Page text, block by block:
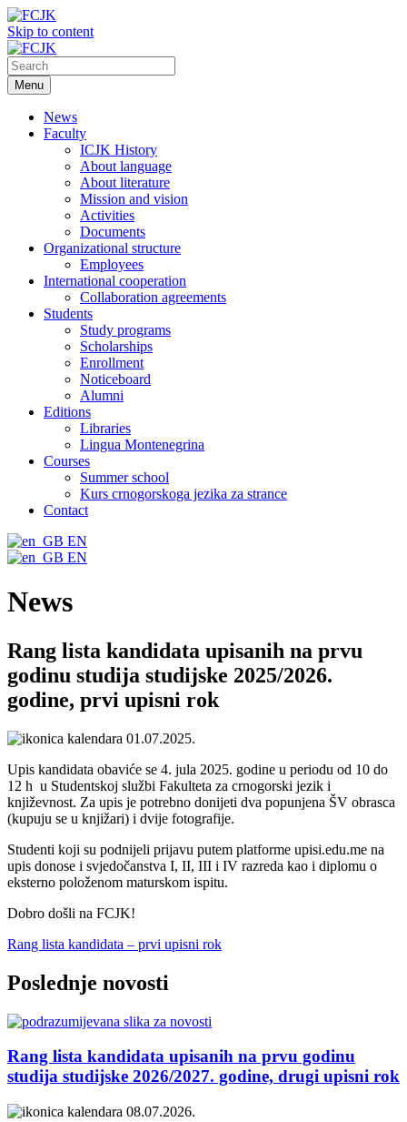
Skip to content
Menu
News
Faculty
ICJK History
About language
About literature
Mission and vision
Activities
Documents
Organizational structure
Employees
International cooperation
Collaboration agreements
Students
Study programs
Scholarships
Enrollment
Noticeboard
Alumni
Editions
Libraries
Lingua Montenegrina
Courses
Summer school
Kurs crnogorskoga jezika za strance
Contact
EN
EN
News
Rang lista kandidata upisanih na prvu
godinu studija studijske 2025/2026.
godine, prvi upisni rok
01.07.2025.
Upis kandidata obaviće se 4. jula 2025. godine u periodu od 10 do
12 h u Studentskoj službi Fakulteta za crnogorski jezik i
književnost. Za upis je potrebno donijeti dva popunjena ŠV obrasca
(kupuju se u knjižari) i dvije fotografije.
Studenti koji su podnijeli prijavu putem platforme upisi.edu.me na
upis donose i svjedočanstva I, II, III i IV razreda kao i diplomu o
eksterno položenom maturskom ispitu.
Dobro došli na FCJK!
Rang lista kandidata – prvi upisni rok
Poslednje novosti
Rang lista kandidata upisanih na prvu godinu
studija studijske 2026/2027. godine, drugi upisni rok
08.07.2026.